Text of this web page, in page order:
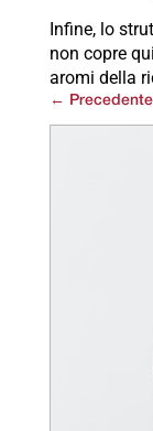
Infine, lo
non copre
aromi della
← Precedente